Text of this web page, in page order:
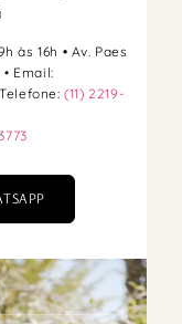
às 16h • Av. Paes
Email:
(11) 2219-